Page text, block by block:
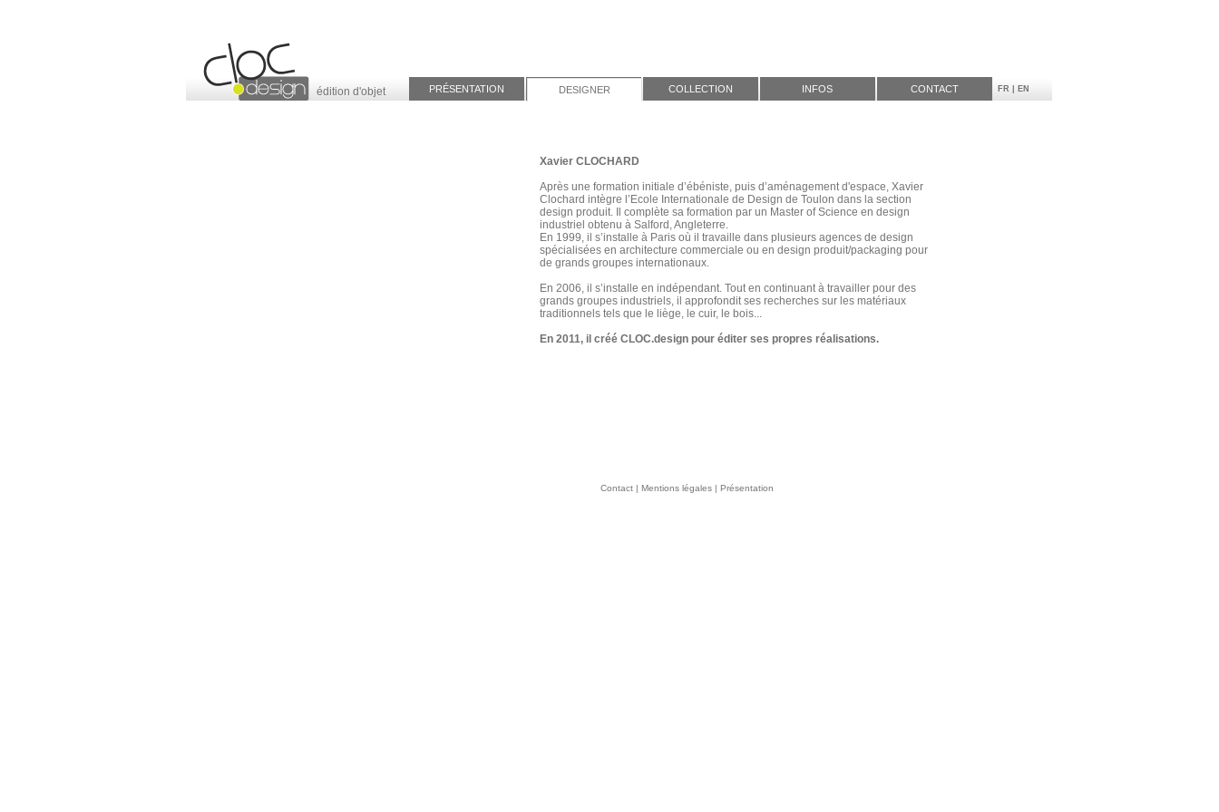
édition d'objet PRÉSENTATION DESIGNER COLLECTION INFOS CONTACT FR EN
Xavier CLOCHARD
Après une formation initiale d’ébéniste, puis d’aménagement d'espace, Xavier
Clochard intègre l’Ecole Internationale de Design de Toulon dans la section
design produit. Il complète sa formation par un Master of Science en design
industriel obtenu à Salford, Angleterre.
En 1999, il s’installe à Paris où il travaille dans plusieurs agences de design
spécialisées en architecture commerciale ou en design produit/packaging pour
de grands groupes internationaux.
En 2006, il s’installe en indépendant. Tout en continuant à travailler pour des
grands groupes industriels, il approfondit ses recherches sur les matériaux
traditionnels tels que le liège, le cuir, le bois...
En 2011, il créé CLOC.design pour éditer ses propres réalisations.
Contact| Mentions légales| Présentation